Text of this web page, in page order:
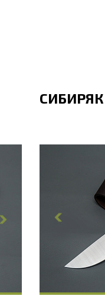
СИБИРЯК
Общая
Длина
Ширина
Толщина
Ширина
Длина
Толщина